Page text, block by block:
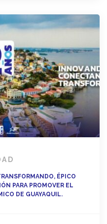
ÉPICO
PARA PROMOVER EL
DE GUAYAQUIL.